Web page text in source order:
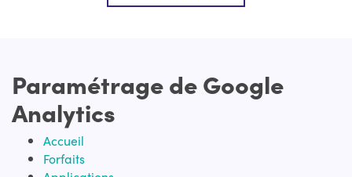
Paramétrage de Google
Analytics
Accueil
Forfaits